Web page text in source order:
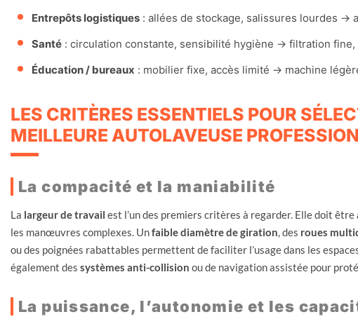
Entrepôts logistiques : allées de stockage, salissures lourdes →
Santé : circulation constante, sensibilité hygiène → filtration fine,
Éducation / bureaux : mobilier fixe, accès limité → machine
LES CRITÈRES ESSENTIELS POUR
MEILLEURE AUTOLAVEUSE
La compacité et la maniabilité
La largeur de travail est l’un des premiers critères à regarder. Elle doit être
les manœuvres complexes. Unfaible diamètre de giration, des roues
ou des poignées rabattables permettent de faciliter l’usage dans les
également des systèmes anti-collision ou de navigation assistée pour
La puissance, l’autonomie et les